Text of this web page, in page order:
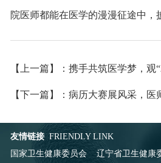
院医师都能在医学的漫漫征途中，
【下一篇】：病历大赛展风采，
友情链接FRIENDLY LINK
国家卫生健康委员会
辽宁省卫生健康